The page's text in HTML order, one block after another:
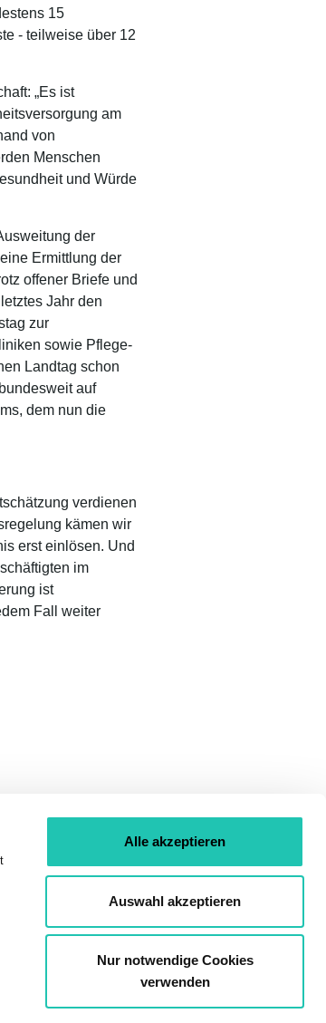
Alle akzeptieren
Auswahl akzeptieren
Nur notwendige Cookies
verwenden
15
- teilweise über 12
„Es ist
am
von
Menschen
und Würde
der
Ermittlung der
offener Briefe und
Jahr den
zur
sowie Pflege-
Landtag schon
auf
dem nun die
verdienen
kämen wir
erst einlösen. Und
im
ist
Fall weiter